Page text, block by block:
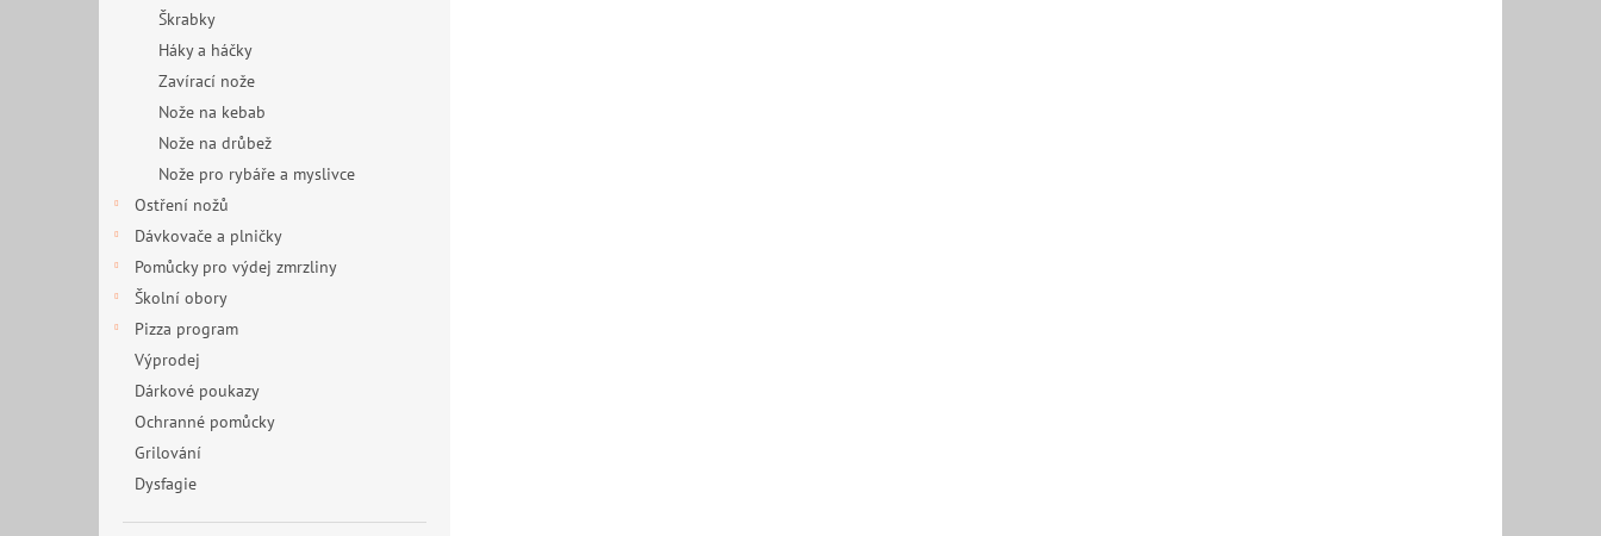
Škrabky
Háky a háčky
Zavírací nože
Nože na kebab
Nože na drůbež
Nože pro rybáře a myslivce
Ostření nožů
Dávkovače a plničky
Pomůcky pro výdej zmrzliny
Školní obory
Pizza program
Výprodej
Dárkové poukazy
Ochranné pomůcky
Grilování
Dysfagie